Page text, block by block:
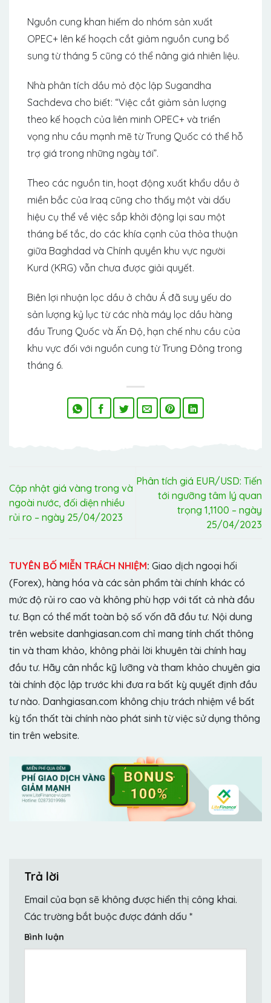
Nguồn cung khan hiếm do nhóm sản xuất
OPEC+ lên kế hoạch cắt giảm nguồn cung bổ
sung từ tháng 5 cũng có thể nâng giá nhiên liệu.
Nhà phân tích dầu mỏ độc lập Sugandha
Sachdeva cho biết: “Việc cắt giảm sản lượng
theo kế hoạch của liên minh OPEC+ và triển
vọng nhu cầu mạnh mẽ từ Trung Quốc có thể hỗ
trợ giá trong những ngày tới”.
Theo các nguồn tin, hoạt động xuất khẩu dầu ở
miền bắc của Iraq cũng cho thấy một vài dấu
hiệu cụ thể về việc sắp khởi động lại sau một
tháng bế tắc, do các khía cạnh của thỏa thuận
giữa Baghdad và Chính quyền khu vực người
Kurd (KRG) vẫn chưa được giải quyết.
Biên lợi nhuận lọc dầu ở châu Á đã suy yếu do
sản lượng kỷ lục từ các nhà máy lọc dầu hàng
đầu Trung Quốc và Ấn Độ, hạn chế nhu cầu của
khu vực đối với nguồn cung từ Trung Đông trong
tháng 6.
Cập nhật giá vàng trong và
ngoài nước, đối diện nhiều
rủi ro – ngày 25/04/2023
Phân tích giá EUR/USD: Tiến
tới ngưỡng tâm lý quan
trọng 1,1100 – ngày
25/04/2023
TUYÊN BỐ MIỄN TRÁCH NHIỆM: Giao dịch ngoại hối
(Forex), hàng hóa và các sản phẩm tài chính khác có
mức độ rủi ro cao và không phù hợp với tất cả nhà đầu
tư. Bạn có thể mất toàn bộ số vốn đã đầu tư. Nội dung
trên website danhgiasan.com chỉ mang tính chất thông
tin và tham khảo, không phải lời khuyên tài chính hay
đầu tư. Hãy cân nhắc kỹ lưỡng và tham khảo chuyên gia
tài chính độc lập trước khi đưa ra bất kỳ quyết định đầu
tư nào. Danhgiasan.com không chịu trách nhiệm về bất
kỳ tổn thất tài chính nào phát sinh từ việc sử dụng thông
tin trên website.
Trả lời
Email của bạn sẽ không được hiển thị công khai.
Các trường bắt buộc được đánh dấu *
Bình luận